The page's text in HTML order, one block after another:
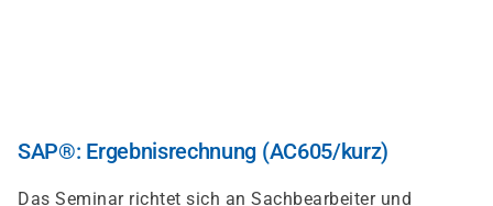
SAP®: Ergebnisrechnung (AC605/kurz)
Das Seminar richtet sich an Sachbearbeiter und